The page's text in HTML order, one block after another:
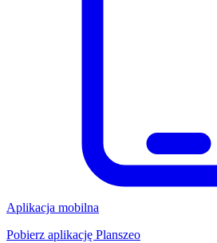
Aplikacja mobilna
Pobierz aplikację Planszeo